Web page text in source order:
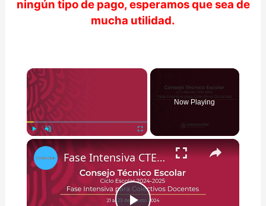
ningún tipo de pago, esperamos que sea de
mucha utilidad.
×
Play
Now Playing
×
Fase Intensiva CTE (agosto 2024): Mensaje de Leticia Ramírez para Maestras y Maestros